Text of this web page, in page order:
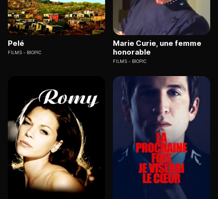
Pelé
FILMS BIOPIC
Marie Curie, une femme
honorable
FILMS BIOPIC